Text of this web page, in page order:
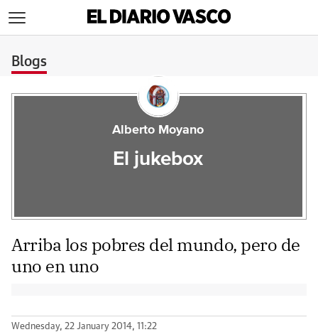
Blogs
Alberto Moyano
El jukebox
Arriba los pobres del mundo, pero de
uno en uno
Wednesday, 22 January 2014, 11:22